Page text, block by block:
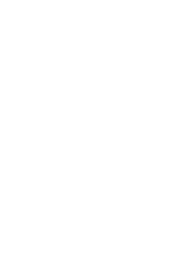
队可为您提供专业的
更为广泛的合作机